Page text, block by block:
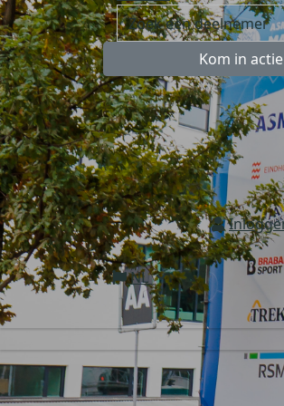
Kom in actie
NL